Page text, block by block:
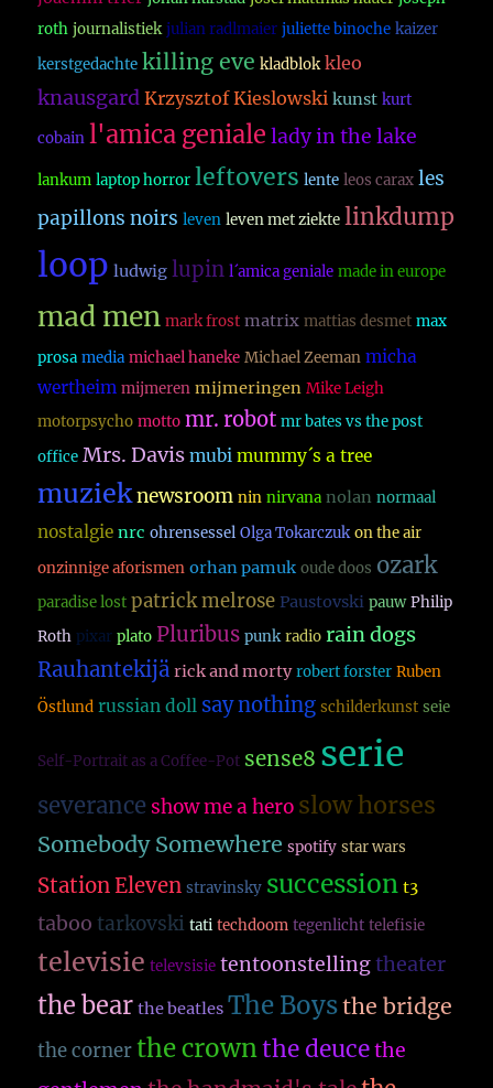
roth journalistiek julian radlmaier juliette binoche kaizer
kerstgedachte killing eve kladblok kleo
knausgard Krzysztof Kieslowski kunst kurt
cobain l'amica geniale lady in the lake
lankum laptop horror leftovers lente leos carax les
papillons noirs leven leven met ziekte linkdump
loop ludwig lupin l´amica geniale made in europe
mad men mark frost matrix mattias desmet max
prosa media michael haneke Michael Zeeman micha
wertheim mijmeren mijmeringen Mike Leigh
motorpsycho motto mr. robot mr bates vs the post
office Mrs. Davis mubi mummy´s a tree
muzieknewsroom nin nirvana nolan normaal
nostalgie nrc ohrensessel Olga Tokarczuk on the air
onzinnige aforismen orhan pamuk oude doos ozark
paradise lost patrick melrose Paustovski pauw Philip
Roth pixar plato Pluribus punk radio rain dogs
Rauhantekijä rick and morty robert forster Ruben
Östlund russian doll say nothing schilderkunst seie
Self-Portrait as a Coffee-Pot sense8 serie
severance show me a hero slow horses
Somebody Somewhere spotify star wars
Station Eleven stravinsky succession t3
taboo tarkovski tati techdoom tegenlicht telefisie
televisie televsisie tentoonstelling theater
the bear the beatles The Boysthe bridge
the corner the crownthe deuce the